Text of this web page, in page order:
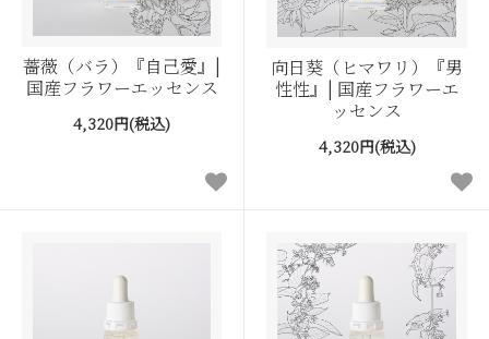
薔薇（バラ）『自己愛』|
国産フラワーエッセンス
4,320円(税込)
向日葵（ヒマワリ）『男
性性』| 国産フラワーエ
ッセンス
4,320円(税込)